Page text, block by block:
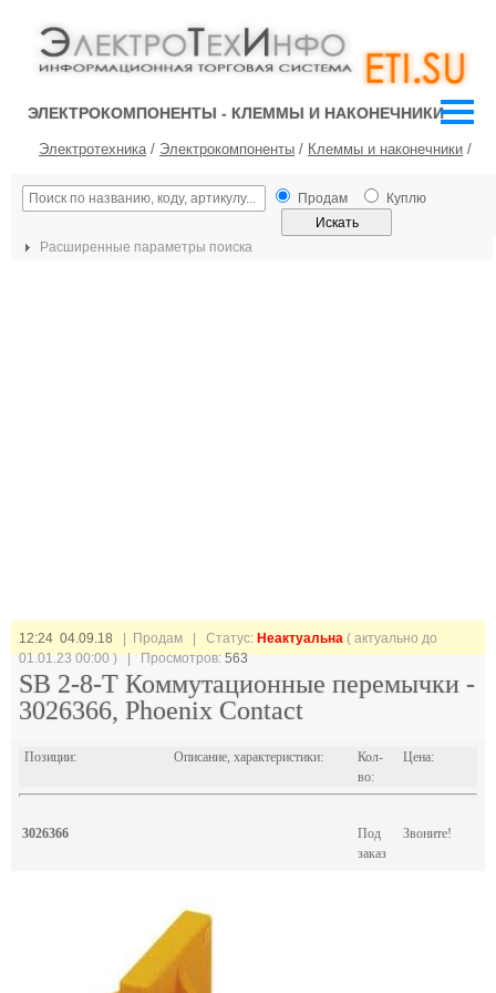
ЭЛЕКТРОКОМПОНЕНТЫ - КЛЕММЫ И НАКОНЕЧНИКИ
Электротехника/ Электрокомпоненты / Клеммы и наконечники /
Продам Куплю
Расширенные параметры поиска
12:24 04.09.18 | Продам | Статус: Неактуальна ( актуально до
01.01.23 00:00 ) | Просмотров:563
SB 2-8-T Коммутационные перемычки -
3026366, Phoenix Contact
Позиции: Описание, характеристики:
Кол-
во:
Цена:
3026366
Под
заказ
Звоните!